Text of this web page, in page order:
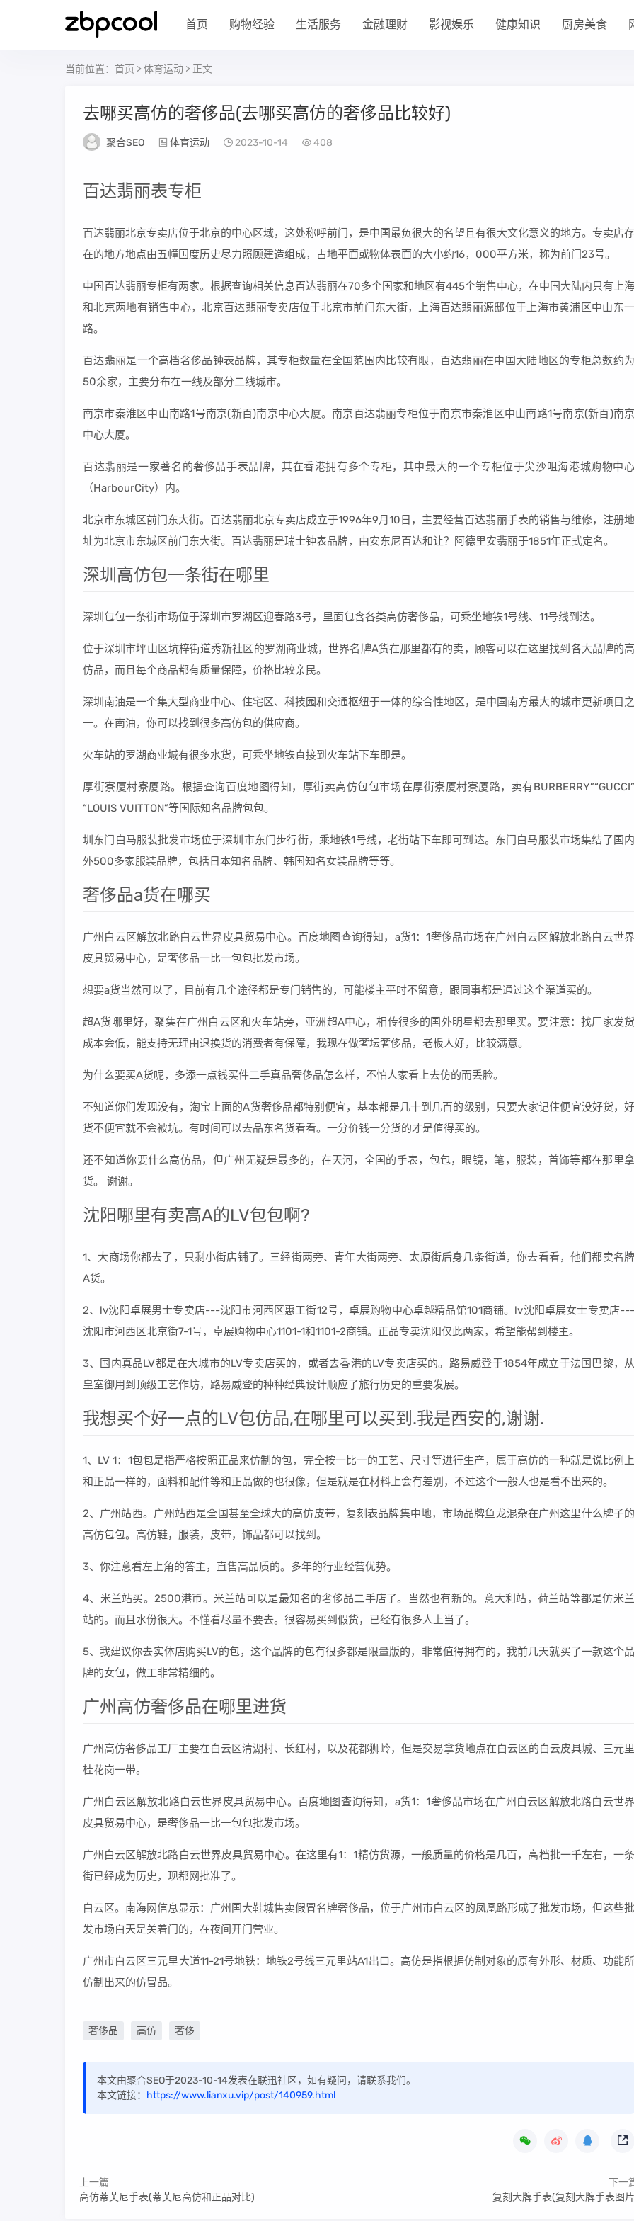
首页 购物经验 生活服务 金融理财 影视娱乐 健康知识 厨房美食
当前位置： 首页 >体育运动 > 正文
去哪买高仿的奢侈品(去哪买高仿的奢侈品比较好)
聚合SEO 体育运动 2023-10-14 408
百达翡丽表专柜
百达翡丽北京专卖店位于北京的中心区域，这处称呼前门，是中国最负很大的名望且有很大文化意义的地方。专卖店存
在的地方地点由五幢国度历史尽力照顾建造组成，占地平面或物体表面的大小约16，000平方米，称为前门23号。
中国百达翡丽专柜有两家。根据查询相关信息百达翡丽在70多个国家和地区有445个销售中心，在中国大陆内只有上海
和北京两地有销售中心，北京百达翡丽专卖店位于北京市前门东大街，上海百达翡丽源邸位于上海市黄浦区中山东一
路。
百达翡丽是一个高档奢侈品钟表品牌，其专柜数量在全国范围内比较有限，百达翡丽在中国大陆地区的专柜总数约为
50余家，主要分布在一线及部分二线城市。
南京市秦淮区中山南路1号南京(新百)南京中心大厦。南京百达翡丽专柜位于南京市秦淮区中山南路1号南京(新百)南京
中心大厦。
百达翡丽是一家著名的奢侈品手表品牌，其在香港拥有多个专柜，其中最大的一个专柜位于尖沙咀海港城购物中心
（HarbourCity）内。
北京市东城区前门东大街。百达翡丽北京专卖店成立于1996年9月10日，主要经营百达翡丽手表的销售与维修，注册地
址为北京市东城区前门东大街。百达翡丽是瑞士钟表品牌，由安东尼百达和让？阿德里安翡丽于1851年正式定名。
深圳高仿包一条街在哪里
深圳包包一条街市场位于深圳市罗湖区迎春路3号，里面包含各类高仿奢侈品，可乘坐地铁1号线、11号线到达。
位于深圳市坪山区坑梓街道秀新社区的罗湖商业城，世界名牌A货在那里都有的卖，顾客可以在这里找到各大品牌的高
仿品，而且每个商品都有质量保障，价格比较亲民。
深圳南油是一个集大型商业中心、住宅区、科技园和交通枢纽于一体的综合性地区，是中国南方最大的城市更新项目之
一。在南油，你可以找到很多高仿包的供应商。
火车站的罗湖商业城有很多水货，可乘坐地铁直接到火车站下车即是。
厚街寮厦村寮厦路。根据查询百度地图得知，厚街卖高仿包包市场在厚街寮厦村寮厦路，卖有BURBERRY”“GUCCI”
“LOUIS VUITTON”等国际知名品牌包包。
圳东门白马服装批发市场位于深圳市东门步行街，乘地铁1号线，老街站下车即可到达。东门白马服装市场集结了国内
外500多家服装品牌，包括日本知名品牌、韩国知名女装品牌等等。
奢侈品a货在哪买
广州白云区解放北路白云世界皮具贸易中心。百度地图查询得知，a货1：1奢侈品市场在广州白云区解放北路白云世界
皮具贸易中心，是奢侈品一比一包包批发市场。
想要a货当然可以了，目前有几个途径都是专门销售的，可能楼主平时不留意，跟同事都是通过这个渠道买的。
超A货哪里好，聚集在广州白云区和火车站旁，亚洲超A中心，相传很多的国外明星都去那里买。要注意：找厂家发货
成本会低，能支持无理由退换货的消费者有保障，我现在做奢坛奢侈品，老板人好，比较满意。
为什么要买A货呢，多添一点钱买件二手真品奢侈品怎么样，不怕人家看上去仿的而丢脸。
不知道你们发现没有，淘宝上面的A货奢侈品都特别便宜，基本都是几十到几百的级别，只要大家记住便宜没好货，好
货不便宜就不会被坑。有时间可以去品东名货看看。一分价钱一分货的才是值得买的。
还不知道你要什么高仿品，但广州无疑是最多的，在天河，全国的手表，包包，眼镜，笔，服装，首饰等都在那里拿
货。 谢谢。
沈阳哪里有卖高A的LV包包啊?
1、大商场你都去了，只剩小街店铺了。三经街两旁、青年大街两旁、太原街后身几条街道，你去看看，他们都卖名牌
A货。
2、lv沈阳卓展男士专卖店---沈阳市河西区惠工街12号，卓展购物中心卓越精品馆101商铺。lv沈阳卓展女士专卖店---
沈阳市河西区北京街7-1号，卓展购物中心1101-1和1101-2商铺。正品专卖沈阳仅此两家，希望能帮到楼主。
3、国内真品LV都是在大城市的LV专卖店买的，或者去香港的LV专卖店买的。路易威登于1854年成立于法国巴黎，从
皇室御用到顶级工艺作坊，路易威登的种种经典设计顺应了旅行历史的重要发展。
我想买个好一点的LV包仿品,在哪里可以买到.我是西安的,谢谢.
1、LV 1：1包包是指严格按照正品来仿制的包，完全按一比一的工艺、尺寸等进行生产，属于高仿的一种就是说比例上
和正品一样的，面料和配件等和正品做的也很像，但是就是在材料上会有差别，不过这个一般人也是看不出来的。
2、广州站西。广州站西是全国甚至全球大的高仿皮带，复刻表品牌集中地，市场品牌鱼龙混杂在广州这里什么牌子的
高仿包包。高仿鞋，服装，皮带，饰品都可以找到。
3、你注意看左上角的答主，直售高品质的。多年的行业经营优势。
4、米兰站买。2500港币。米兰站可以是最知名的奢侈品二手店了。当然也有新的。意大利站，荷兰站等都是仿米兰
站的。而且水份很大。不懂看尽量不要去。很容易买到假货，已经有很多人上当了。
5、我建议你去实体店购买LV的包，这个品牌的包有很多都是限量版的，非常值得拥有的，我前几天就买了一款这个品
牌的女包，做工非常精细的。
广州高仿奢侈品在哪里进货
广州高仿奢侈品工厂主要在白云区清湖村、长红村，以及花都狮岭，但是交易拿货地点在白云区的白云皮具城、三元里
桂花岗一带。
广州白云区解放北路白云世界皮具贸易中心。百度地图查询得知，a货1：1奢侈品市场在广州白云区解放北路白云世界
皮具贸易中心，是奢侈品一比一包包批发市场。
广州白云区解放北路白云世界皮具贸易中心。在这里有1：1精仿货源，一般质量的价格是几百，高档批一千左右，一条
街已经成为历史，现都网批准了。
白云区。南海网信息显示：广州国大鞋城售卖假冒名牌奢侈品，位于广州市白云区的凤凰路形成了批发市场，但这些批
发市场白天是关着门的，在夜间开门营业。
广州市白云区三元里大道11-21号地铁：地铁2号线三元里站A1出口。高仿是指根据仿制对象的原有外形、材质、功能所
仿制出来的仿冒品。
奢侈品 高仿 奢侈
本文由聚合SEO于2023-10-14发表在联迅社区，如有疑问，请联系我们。
本文链接： https://www.lianxu.vip/post/140959.html
上一篇
高仿蒂芙尼手表(蒂芙尼高仿和正品对比)
下一
复刻大牌手表(复刻大牌手表图